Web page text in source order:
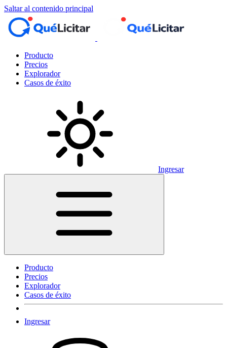
Saltar al contenido principal
Producto
Precios
Explorador
Casos de éxito
Ingresar
Producto
Precios
Explorador
Casos de éxito
Ingresar